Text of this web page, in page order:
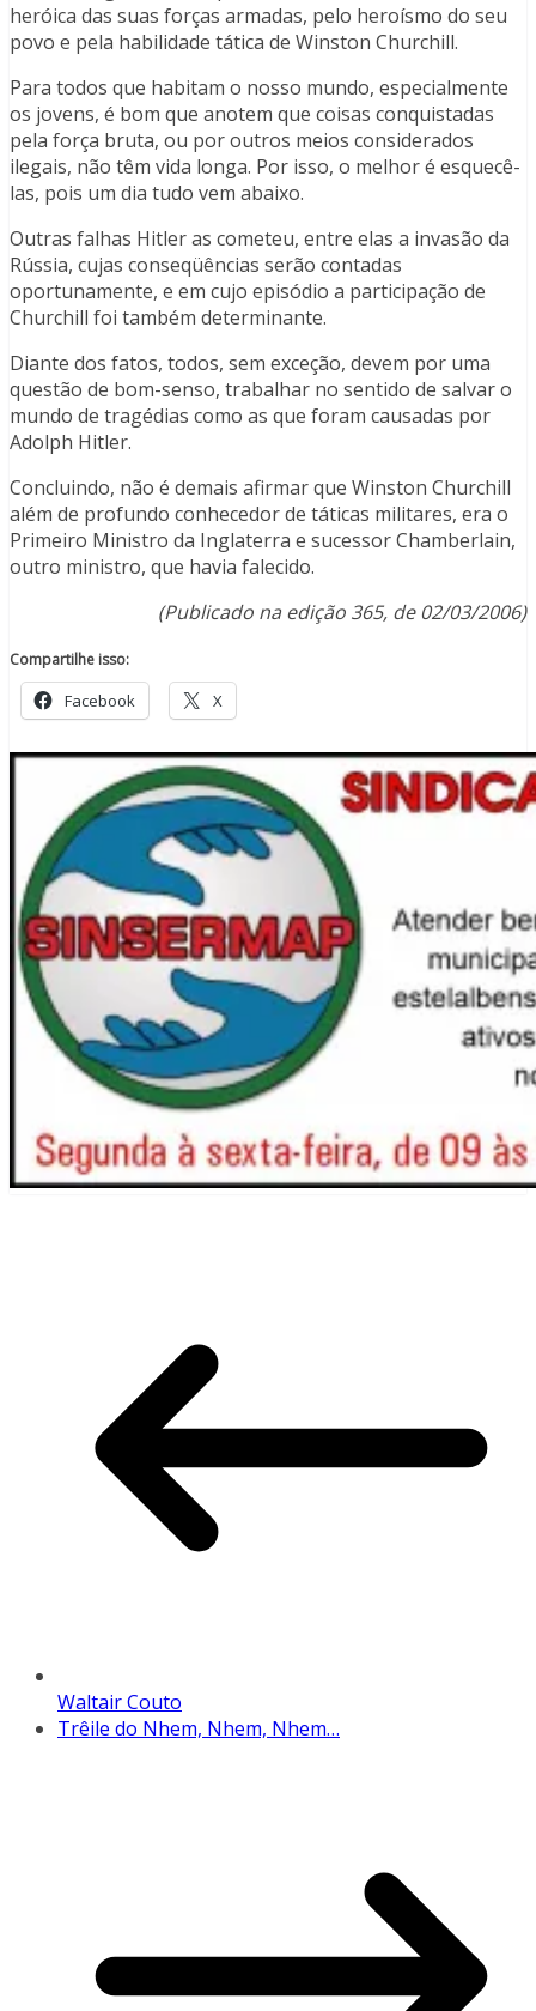
heróica das suas forças armadas, pelo heroísmo do seu
povo e pela habilidade tática de Winston Churchill.
Para todos que habitam o nosso mundo, especialmente
os jovens, é bom que anotem que coisas conquistadas
pela força bruta, ou por outros meios considerados
ilegais, não têm vida longa. Por isso, o melhor é esquecê-
las, pois um dia tudo vem abaixo.
Outras falhas Hitler as cometeu, entre elas a invasão da
Rússia, cujas conseqüências serão contadas
oportunamente, e em cujo episódio a participação de
Churchill foi também determinante.
Diante dos fatos, todos, sem exceção, devem por uma
questão de bom-senso, trabalhar no sentido de salvar o
mundo de tragédias como as que foram causadas por
Adolph Hitler.
Concluindo, não é demais afirmar que Winston Churchill
além de profundo conhecedor de táticas militares, era o
Primeiro Ministro da Inglaterra e sucessor Chamberlain,
outro ministro, que havia falecido.
(Publicado na edição 365, de 02/03/2006)
Compartilhe isso:
Facebook X
Waltair Couto
Trêile do Nhem, Nhem, Nhem…